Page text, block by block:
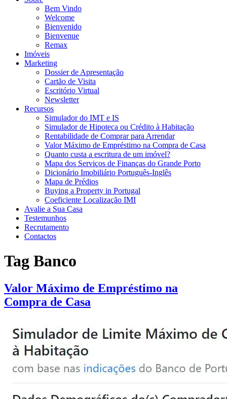
Bem Vindo
Welcome
Bienvenido
Bienvenue
Remax
Imóveis
Marketing
Dossier de Apresentação
Cartão de Visita
Escritório Virtual
Newsletter
Recursos
Simulador do IMT e IS
Simulador de Hipoteca ou Crédito à Habitação
Rentabilidade de Comprar para Arrendar
Valor Máximo de Empréstimo na Compra de Casa
Quanto custa a escritura de um imóvel?
Mapa dos Serviços de Finanças do Grande Porto
Dicionário Imobiliário Português-Inglês
Mapa de Prédios
Buying a Property in Portugal
Coeficiente Localização IMI
Avalie a Sua Casa
Testemunhos
Recrutamento
Contactos
Tag Banco
Valor Máximo de Empréstimo na
Compra de Casa